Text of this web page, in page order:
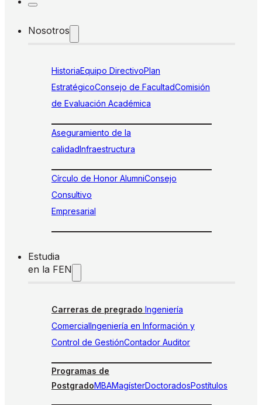
Nosotros
HistoriaEquipo DirectivoPlan
EstratégicoConsejo de FacultadComisión
de Evaluación Académica
Aseguramiento de la
calidadInfraestructura
Círculo de Honor AlumniConsejo
Consultivo
Empresarial
Estudia
en la FEN
Carreras de pregrado Ingeniería
ComercialIngeniería en Información y
Control de GestiónContador Auditor
Programas de
PostgradoMBAMagísterDoctoradosPostítulos